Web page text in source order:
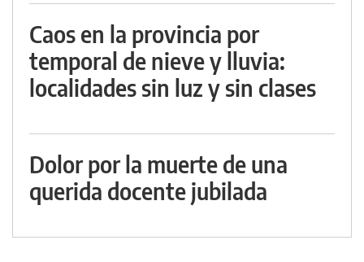
Caos en la provincia por
temporal de nieve y lluvia:
localidades sin luz y sin clases
Dolor por la muerte de una
querida docente jubilada